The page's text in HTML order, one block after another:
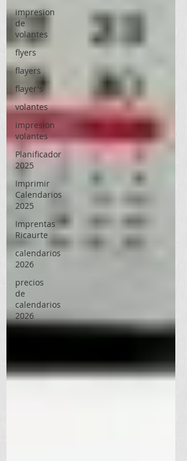
impresion
de
volantes
flyers
flayers
flayer's
volantes
impresion
volantes
Planificador
2025
Imprimir
Calendarios
2025
Imprentas
Ricaurte
calendarios
2026
precios
de
calendarios
2026